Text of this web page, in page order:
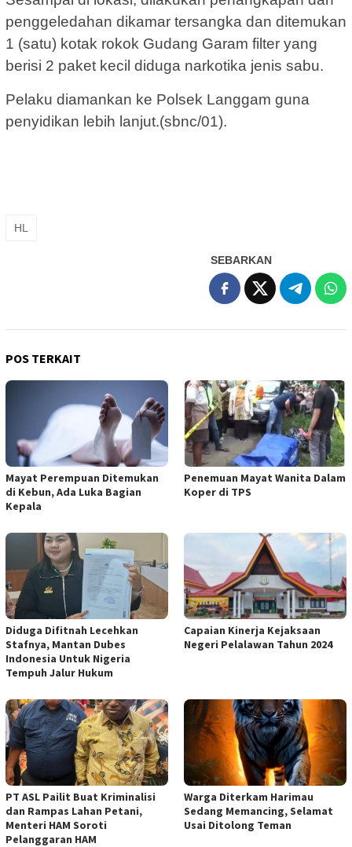
penggeledahan dikamar tersangka dan ditemukan
1 (satu) kotak rokok Gudang Garam filter yang
berisi 2 paket kecil diduga narkotika jenis sabu.
Pelaku diamankan ke Polsek Langgam guna
penyidikan lebih lanjut.(sbnc/01).
HL
SEBARKAN
POS TERKAIT
Mayat Perempuan Ditemukan
di Kebun, Ada Luka Bagian
Kepala
Penemuan Mayat Wanita Dalam
Koper di TPS
Diduga Difitnah Lecehkan
Stafnya, Mantan Dubes
Indonesia Untuk Nigeria
Tempuh Jalur Hukum
Capaian Kinerja Kejaksaan
Negeri Pelalawan Tahun 2024
PT ASL Pailit Buat Kriminalisi
dan Rampas Lahan Petani,
Menteri HAM Soroti
Pelanggaran HAM
Warga Diterkam Harimau
Sedang Memancing, Selamat
Usai Ditolong Teman